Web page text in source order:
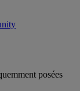
posées